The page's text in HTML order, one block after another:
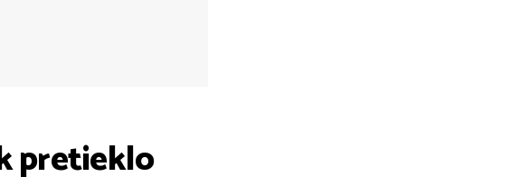
pretieklo